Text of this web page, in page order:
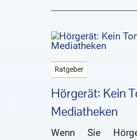
Ratgeber
Hörgerät: Kein
Mediatheken
Wenn Sie